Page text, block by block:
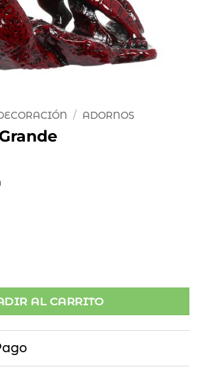
/ ADORNOS
cantidad
AL CARRITO